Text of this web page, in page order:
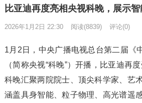
比亚迪再度亮相央视科晚，展示
2026年1月2日 22:30 阅读(8839) 评论(0)
1月2日，中央广播电视总台第二届《
（简称央视“科晚”）开播，比亚迪再
科晚汇聚两院院士、顶尖科学家、艺
涵盖具身智能、粒子物理、高光谱遥